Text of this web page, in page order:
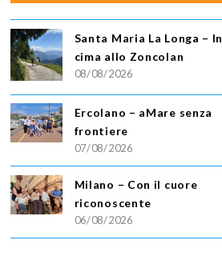
Santa Maria La Longa – In
cima allo Zoncolan
08/08/2026
Ercolano – aMare senza
frontiere
07/08/2026
Milano – Con il cuore
riconoscente
06/08/2026